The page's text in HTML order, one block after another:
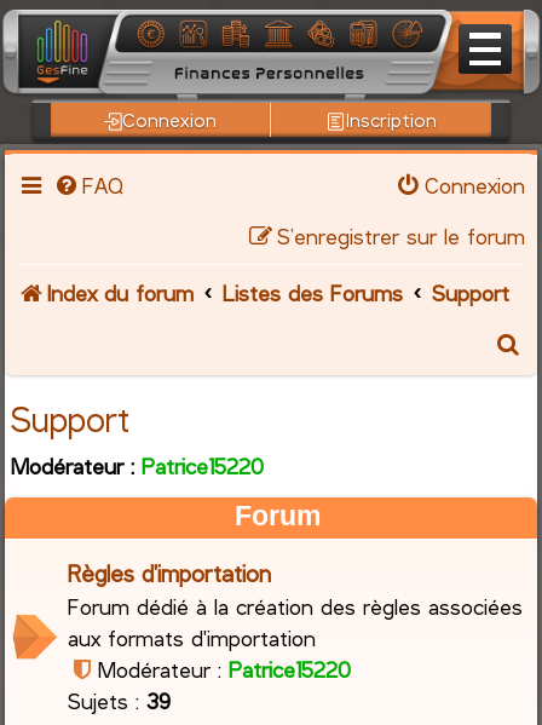
Connexion Inscription
FAQ
Connexion
S’enregistrer sur le forum
Index du forum Listes des Forums
Support
h
e
Support
Modérateur : Patrice15220
Forum
Règles d'importation
Forum dédié à la création des règles associées
aux formats d'importation
Modérateur : Patrice15220
Sujets :39